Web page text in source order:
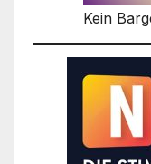
Kein